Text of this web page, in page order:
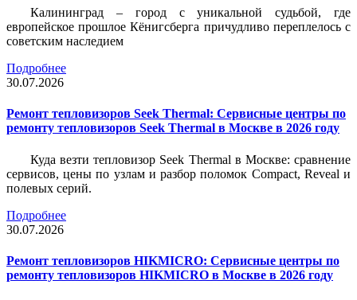
Калининград – город с уникальной судьбой, где
европейское прошлое Кёнигсберга причудливо переплелось с
советским наследием
Подробнее
30.07.2026
Ремонт тепловизоров Seek Thermal: Сервисные центры по
ремонту тепловизоров Seek Thermal в Москве в 2026 году
Куда везти тепловизор Seek Thermal в Москве: сравнение
сервисов, цены по узлам и разбор поломок Compact, Reveal и
полевых серий.
Подробнее
30.07.2026
Ремонт тепловизоров HIKMICRO: Сервисные центры по
ремонту тепловизоров HIKMICRO в Москве в 2026 году